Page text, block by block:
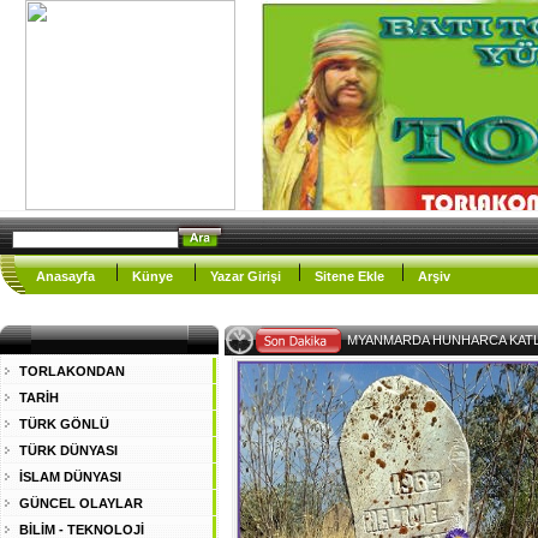
Anasayfa Künye Yazar Girişi Sitene Ekle Arşiv
TORLAKONDAN
TARİH
TÜRK GÖNLÜ
TÜRK DÜNYASI
İSLAM DÜNYASI
GÜNCEL OLAYLAR
BİLİM - TEKNOLOJİ
-